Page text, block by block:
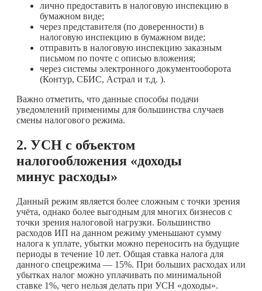
лично предоставить в налоговую инспекцию в
бумажном виде;
через представителя (по доверенности) в
налоговую инспекцию в бумажном виде;
отправить в налоговую инспекцию заказным
письмом по почте с описью вложения;
через системы электронного документооборота
(Контур, СБИС, Астрал и т.д. ).
Важно отметить, что данные способы подачи
уведомлений применимы для большинства случаев
смены налогового режима.
2. УСН с объектом
налогообложения «доходы
минус расходы»
Данный режим является более сложным с точки зрения
учёта, однако более выгодным для многих бизнесов с
точки зрения налоговой нагрузки. Большинство
расходов ИП на данном режиму уменьшают сумму
налога к уплате, убытки можно переносить на будущие
периоды в течение 10 лет. Общая ставка налога для
данного спецрежима — 15%. При больших расходах или
убытках налог можно уплачивать по минимальной
ставке 1%, чего нельзя делать при УСН «доходы».